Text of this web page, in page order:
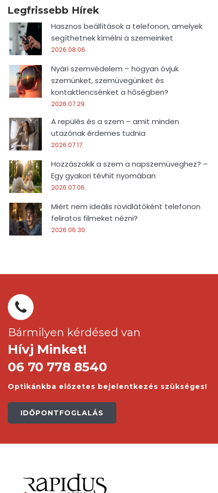
Legfrissebb Hírek
Hasznos beállítások a telefonon, amelyek
segíthetnek kímélni a szemeinket
2026.08.06.
Nyári szemvédelem – hogyan óvjuk
szemünket, szemüvegünket és
kontaktlencsénket a hőségben?
2026.07.29.
A repülés és a szem – amit minden
utazónak érdemes tudnia
2026.07.17.
Hozzászokik a szem a napszemüveghez? –
Egy gyakori tévhit nyomában
2026.07.06.
Miért nem ideális rövidlátóként telefonon
feliratos filmeket nézni?
2026.06.30.
Bármilyen kérdésed van
Hívj Minket!
06 70 778 8540
Optikánkba előzetes bejelentkezés szükséges!
IDŐPONTFOGLALÁS